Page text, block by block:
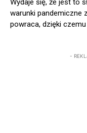
Wydaje się, że jest to
warunki pandemiczne
powraca, dzięki
-